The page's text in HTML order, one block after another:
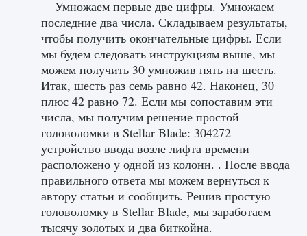
Умножаем первые две цифры. Умножаем
последние два числа. Складываем результаты,
чтобы получить окончательные цифры. Если
мы будем следовать инструкциям выше, мы
можем получить 30 умножив пять на шесть.
Итак, шесть раз семь равно 42. Наконец, 30
плюс 42 равно 72. Если мы сопоставим эти
числа, мы получим решение простой
головоломки в Stellar Blade: 304272
устройство ввода возле лифта времени
расположено у одной из колонн. . После ввода
правильного ответа мы можем вернуться к
автору статьи и сообщить. Решив простую
головоломку в Stellar Blade, мы заработаем
тысячу золотых и два биткойна.